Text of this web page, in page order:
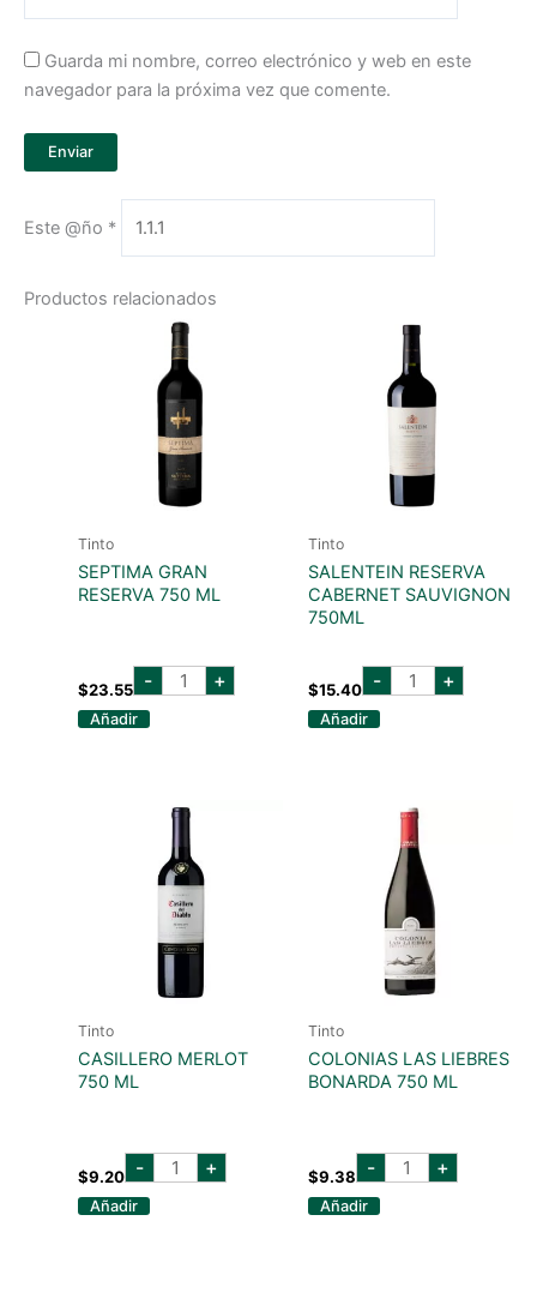
Guarda mi nombre, correo electrónico y web en este
navegador para la próxima vez que comente.
Este @ño *
Productos relacionados
Tinto
SEPTIMA GRAN
RESERVA 750 ML
$23.55 - septima
gran +
Añadir
Tinto
SALENTEIN RESERVA
CABERNET SAUVIGNON
750ML
$15.40 - salentein
reserva+
Añadir
Tinto
CASILLERO MERLOT
750 ML
$9.20 - CASILLERO
MERLOT
+
Añadir
Tinto
COLONIAS LAS LIEBRES
BONARDA 750 ML
$9.38 - colonias
las +
Añadir